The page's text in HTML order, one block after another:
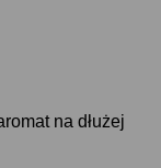
na dłużej